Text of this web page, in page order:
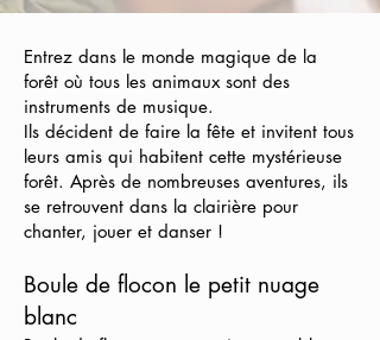
Entrez dans le monde magique de la
forêt où tous les animaux sont des
instruments de musique.
Ils décident de faire la fête et invitent tous
leurs amis qui habitent cette mystérieuse
forêt. Après de nombreuses aventures, ils
se retrouvent dans la clairière pour
chanter, jouer et danser !
Boule de flocon le petit nuage
blanc